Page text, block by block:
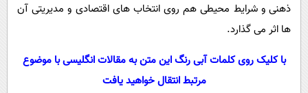
ذهنی و شرایط محیطی هم روی انتخاب ‌های اقتصادی و مدیریتی آن
‌ها اثر می ‌گذارد.
با کلیک روی کلمات آبی رنگ این متن به مقالات انگلیسی با موضوع
مرتبط انتقال خواهید یافت